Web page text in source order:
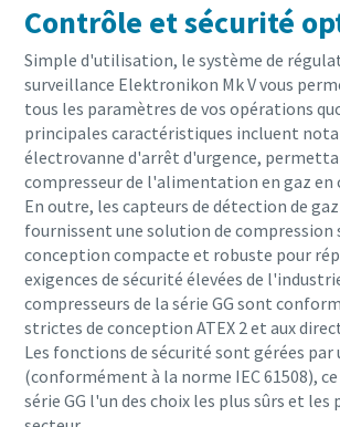
Contrôle et sécurité
Simple d'utilisation, le système de
surveillance Elektronikon Mk V vous
tous les paramètres de vos opérations
principales caractéristiques incluent
électrovanne d'arrêt d'urgence,
compresseur de l'alimentation en gaz en
En outre, les capteurs de détection de
fournissent une solution de compression
conception compacte et robuste pour
exigences de sécurité élevées de
compresseurs de la série GG sont
strictes de conception ATEX 2 et aux
Les fonctions de sécurité sont gérées par
(conformément à la norme IEC 61508),
série GG l'un des choix les plus sûrs et les